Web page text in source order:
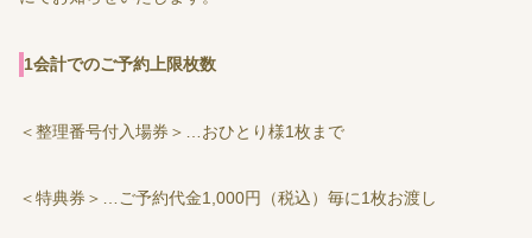
1会計でのご予約上限枚数
＜整理番号付入場券＞…おひとり様1枚まで
＜特典券＞…ご予約代金1,000円（税込）毎に1枚お渡し